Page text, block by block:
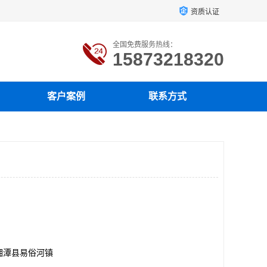
资质认证
全国免费服务热线：
15873218320
客户案例 联系方式
潭县易俗河镇